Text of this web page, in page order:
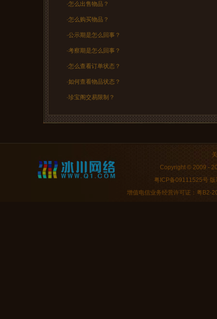
·怎么出售物品？
·怎么购买物品？
·公示期是怎么回事？
·考察期是怎么回事？
·怎么查看订单状态？
·如何查看物品状态？
·珍宝阁交易限制？
Copyright © 2009 -
粤ICP备09111525号
增值电信业务经营许可证：粤B2-